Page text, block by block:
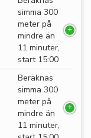
simma 300
meter på
mindre än
11 minuter,
start 15:00
Beräknas
simma 300
meter på
mindre än
11 minuter,